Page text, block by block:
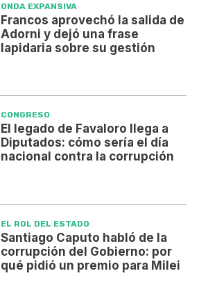
ONDA EXPANSIVA
Francos aprovechó la salida de
Adorni y dejó una frase
lapidaria sobre su gestión
CONGRESO
El legado de Favaloro llega a
Diputados: cómo sería el día
nacional contra la corrupción
EL ROL DEL ESTADO
Santiago Caputo habló de la
corrupción del Gobierno: por
qué pidió un premio para Milei